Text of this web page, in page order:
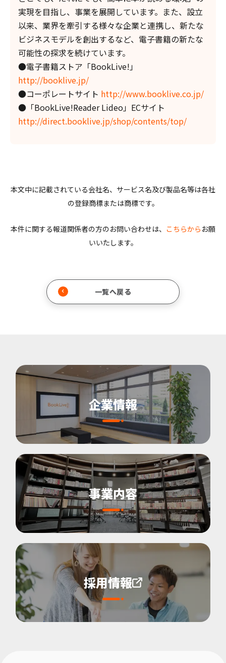
実現を目指し、事業を展開しています。また、設立
以来、業界を牽引する様々な企業と連携し、新たな
ビジネスモデルを創出するなど、電子書籍の新たな
可能性の探求を続けています。
●電子書籍ストア「BookLive!」
http://booklive.jp/
●コーポレートサイト http://www.booklive.co.jp/
●「BookLive!Reader Lideo」ECサイト
http://direct.booklive.jp/shop/contents/top/
本文中に記載されている会社名、サービス名及び製品名等は各社
の登録商標または商標です。
本件に関する報道関係者の方のお問い合わせは、 こちらから お願
いいたします。
一覧へ戻る
企業情報
事業内容
採用情報